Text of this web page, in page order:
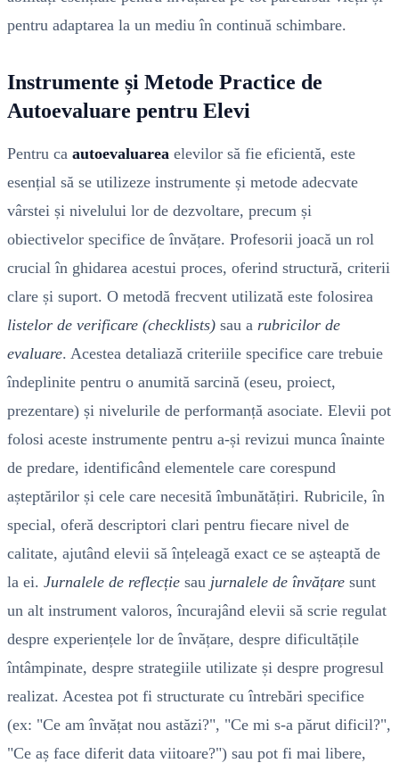
pentru adaptarea la un mediu în continuă schimbare.
Instrumente și Metode Practice de
Autoevaluare pentru Elevi
Pentru ca autoevaluarea elevilor să fie eficientă, este
esențial să se utilizeze instrumente și metode adecvate
vârstei și nivelului lor de dezvoltare, precum și
obiectivelor specifice de învățare. Profesorii joacă un rol
crucial în ghidarea acestui proces, oferind structură, criterii
clare și suport. O metodă frecvent utilizată este folosirea
listelor de verificare (checklists) sau a rubricilor de
evaluare. Acestea detaliază criteriile specifice care trebuie
îndeplinite pentru o anumită sarcină (eseu, proiect,
prezentare) și nivelurile de performanță asociate. Elevii pot
folosi aceste instrumente pentru a-și revizui munca înainte
de predare, identificând elementele care corespund
așteptărilor și cele care necesită îmbunătățiri. Rubricile, în
special, oferă descriptori clari pentru fiecare nivel de
calitate, ajutând elevii să înțeleagă exact ce se așteaptă de
la ei. Jurnalele de reflecție sau jurnalele de învățare sunt
un alt instrument valoros, încurajând elevii să scrie regulat
despre experiențele lor de învățare, despre dificultățile
întâmpinate, despre strategiile utilizate și despre progresul
realizat. Acestea pot fi structurate cu întrebări specifice
(ex: "Ce am învățat nou astăzi?", "Ce mi s-a părut dificil?",
"Ce aș face diferit data viitoare?") sau pot fi mai libere,